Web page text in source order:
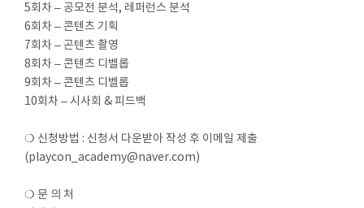
5회차 – 공모전 분석, 레퍼런스 분석
6회차 – 콘텐츠 기획
7회차 – 곤텐츠 촬영
8회차 – 콘텐츠 디벨롭
9회차 – 콘텐츠 디벨롭
10회차 – 시사회 & 피드백
❍ 신청방법 : 신청서 다운받아 작성 후 이메일 제출
(playcon_academy@naver.com)
❍ 문 의 처